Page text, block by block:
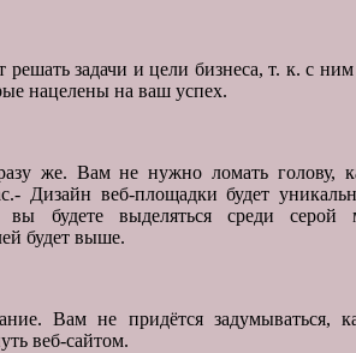
решать задачи и цели бизнеса, т. к. с ним
нацелены на ваш успех.
же. Вам не нужно ломать голову,
Дизайн веб-площадки будет
будете выделяться среди серой
будет выше.
Вам не придётся задумываться,
веб-сайтом.